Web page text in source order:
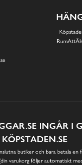
INGÅR I
KÖPSTADEN.SE
butiker och bara betala en
varukorg följer automatiskt